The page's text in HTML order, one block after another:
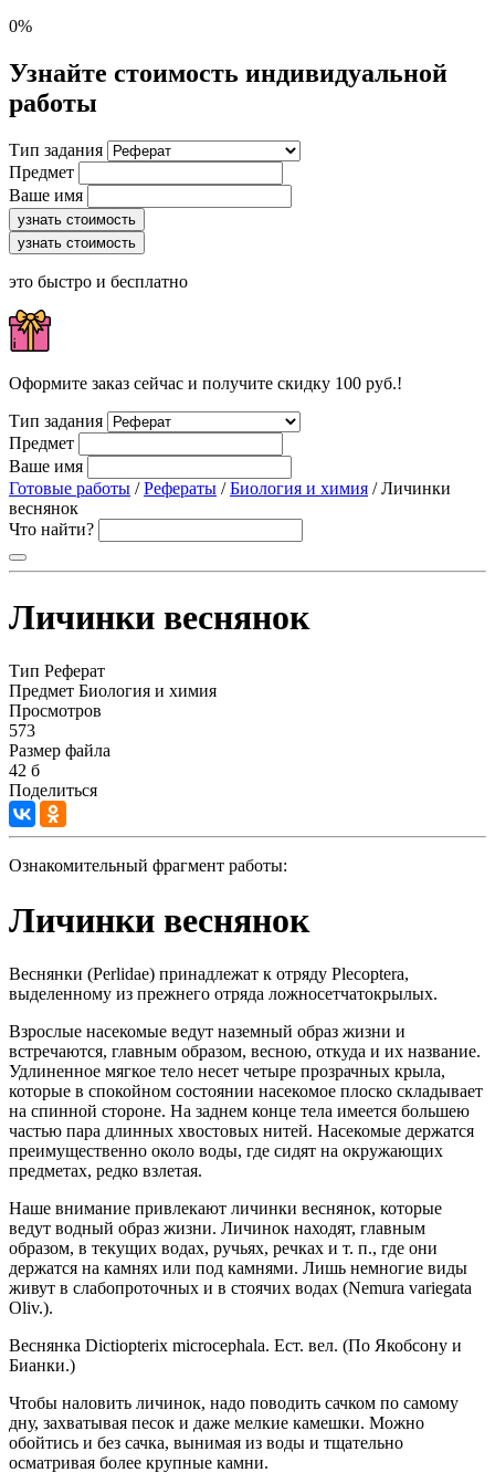
0%
Узнайте стоимость индивидуальной
работы
Тип задания
Предмет
Ваше имя
узнать стоимость
узнать стоимость
это быстро и бесплатно
Оформите заказ сейчас и получите скидку 100 руб.!
Тип задания
Предмет
Ваше имя
Готовые работы /Рефераты /Биология и химия / Личинки
веснянок
Что найти?
Личинки веснянок
Тип Реферат
Предмет Биология и химия
Просмотров
573
Размер файла
42 б
Поделиться
Ознакомительный фрагмент работы:
Личинки веснянок
Веснянки (Perlidae) принадлежат к отряду Plecoptera,
выделенному из прежнего отряда ложносетчатокрылых.
Взрослые насекомые ведут наземный образ жизни и
встречаются, главным образом, весною, откуда и их название.
Удлиненное мягкое тело несет четыре прозрачных крыла,
которые в спокойном состоянии насекомое плоско складывает
на спинной стороне. На заднем конце тела имеется большею
частью пара длинных хвостовых нитей. Насекомые держатся
преимущественно около воды, где сидят на окружающих
предметах, редко взлетая.
Наше внимание привлекают личинки веснянок, которые
ведут водный образ жизни. Личинок находят, главным
образом, в текущих водах, ручьях, речках и т. п., где они
держатся на камнях или под камнями. Лишь немногие виды
живут в слабопроточных и в стоячих водах (Nemura variegata
Oliv.).
Веснянка Dictiopterix microcephala. Ест. вел. (По Якобсону и
Бианки.)
Чтобы наловить личинок, надо поводить сачком по самому
дну, захватывая песок и даже мелкие камешки. Можно
обойтись и без сачка, вынимая из воды и тщательно
осматривая более крупные камни.